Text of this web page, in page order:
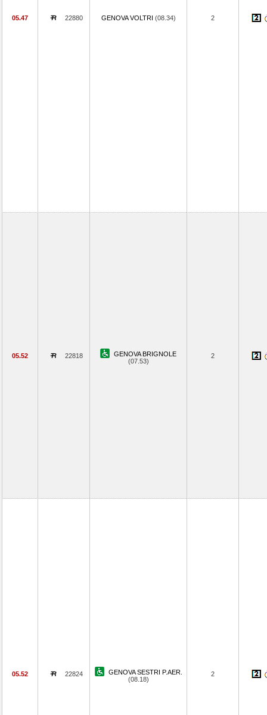
05.47 22880 GENOVA VOLTRI (08.34) 2
05.52 22818
GENOVA BRIGNOLE
(07.53)
2
05.52 22824
GENOVA SESTRI P.AER.
(08.18)
2